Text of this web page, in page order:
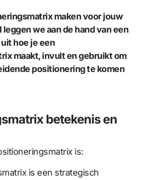
maken voor jouw
we aan de hand van een
hoe je een
maakt, invult en gebruikt om
positionering te komen
betekenis en
is:
is een strategisch